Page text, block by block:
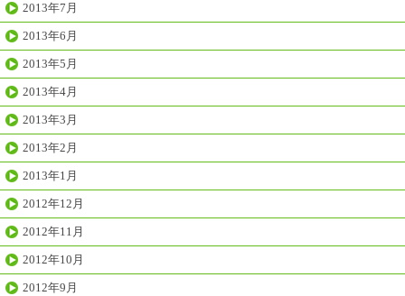
2013年7月
2013年6月
2013年5月
2013年4月
2013年3月
2013年2月
2013年1月
2012年12月
2012年11月
2012年10月
2012年9月